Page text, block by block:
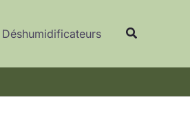
Déshumidificateurs